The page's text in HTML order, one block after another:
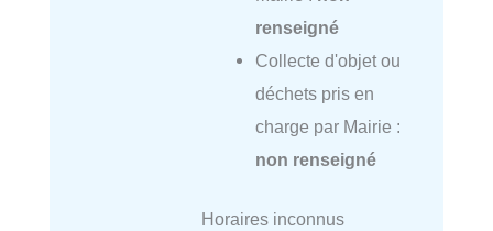
renseigné
Collecte d'objet ou
déchets pris en
charge par Mairie :
non renseigné
Horaires inconnus